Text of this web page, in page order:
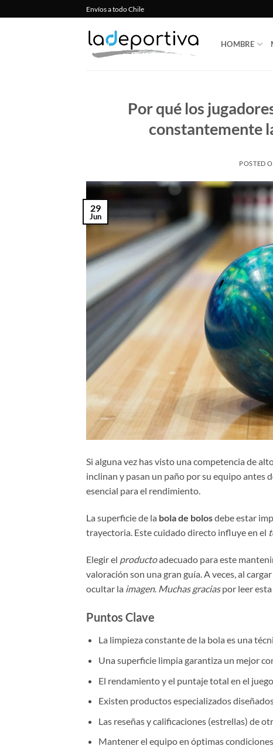
al
Envíos a todo Chile
HOMBRE
Por qué los
constantemente
POSTED
29
Jun
Si alguna vez has visto una competencia de
inclinan y pasan un paño por su equipo antes
esencial para el rendimiento.
La superficie de la bola de bolosdebe estar
trayectoria. Este cuidado directo influye en el
Elegir el productoadecuado para este
valoración son una gran guía. A veces, al
ocultar la imagen. Muchas graciaspor leer esta
Puntos Clave
La limpieza constante de la bola es una
Una superficie limpia garantiza un mejor
El rendamiento y el puntaje total en el
Existen productos especializados
Las reseñas y calificaciones (estrellas) de
Mantener el equipo en óptimas